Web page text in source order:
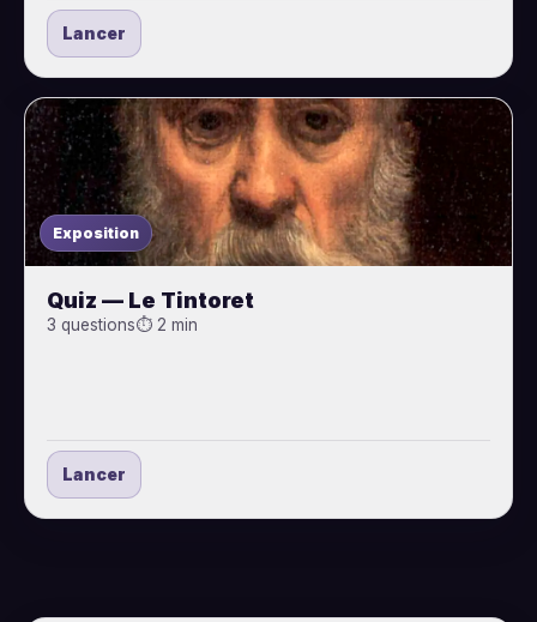
Lancer
Exposition
Quiz — Le Tintoret
3 questions⏱ 2 min
Lancer